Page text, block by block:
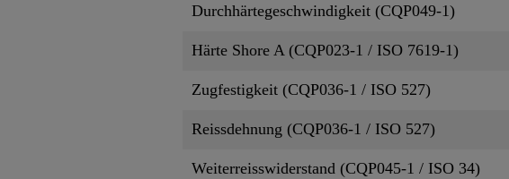
Durchhärtegeschwindigkeit (CQP049-1)
Härte Shore A (CQP023-1 / ISO 7619-1)
Zugfestigkeit (CQP036-1 / ISO 527)
Reissdehnung (CQP036-1 / ISO 527)
Weiterreisswiderstand (CQP045-1 / ISO 34)